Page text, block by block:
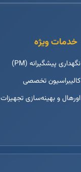
خدمات ویژه
نگهداری پیشگیرانه (PM)
کالیبراسیون تخصصی
اورهال و بهینه‌سازی تجهیزات